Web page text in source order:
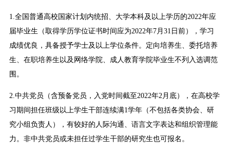
1.全国普通高校国家计划内统招、大学本科及以上学历的2022年应
届毕业生（取得学历学位证书时间应为2022年7月31日前），学习
成绩优良，具备授予学士及以上学位条件。定向培养生、委托培养
生、在职培养生以及网络学院、成人教育学院毕业生不列入选调范
围。
2.中共党员（含预备党员，入党时间截至2022年2月底），在高校学
习期间担任班级以上学生干部连续满1学年（不包括各类协会、研
究小组负责人），有较好的人际沟通、语言文字表达和组织管理能
力。非中共党员或未担任过学生干部的研究生也可报名。